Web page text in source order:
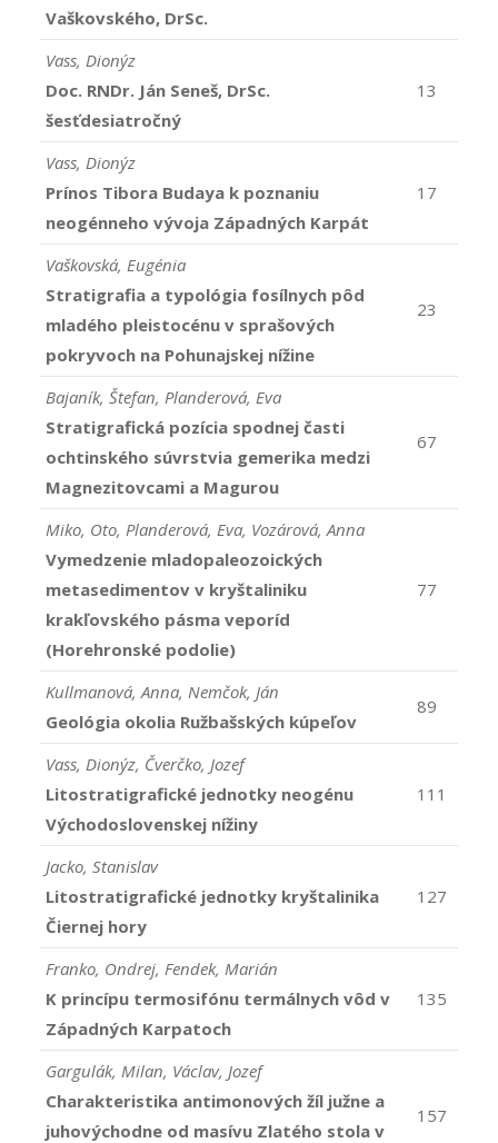
Vaškovského, DrSc.
Vass, Dionýz
Doc. RNDr. Ján Seneš, DrSc.
šesťdesiatročný
13
Vass, Dionýz
Prínos Tibora Budaya k poznaniu
neogénneho vývoja Západných Karpát
17
Vaškovská, Eugénia
Stratigrafia a typológia fosílnych pôd
mladého pleistocénu v sprašových
pokryvoch na Pohunajskej nížine
23
Bajaník, Štefan, Planderová, Eva
Stratigrafická pozícia spodnej časti
ochtinského súvrstvia gemerika medzi
Magnezitovcami a Magurou
67
Miko, Oto, Planderová, Eva, Vozárová, Anna
Vymedzenie mladopaleozoických
metasedimentov v kryštaliniku
krakľovského pásma veporíd
(Horehronské podolie)
77
Kullmanová, Anna, Nemčok, Ján
Geológia okolia Ružbašských kúpeľov
89
Vass, Dionýz, Čverčko, Jozef
Litostratigrafické jednotky neogénu
Východoslovenskej nížiny
111
Jacko, Stanislav
Litostratigrafické jednotky kryštalinika
Čiernej hory
127
Franko, Ondrej, Fendek, Marián
K princípu termosifónu termálnych vôd v
Západných Karpatoch
135
Gargulák, Milan, Václav, Jozef
Charakteristika antimonových žíl južne a
juhovýchodne od masívu Zlatého stola v
157